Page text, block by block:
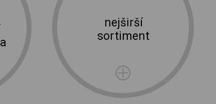
nejširší
sortiment